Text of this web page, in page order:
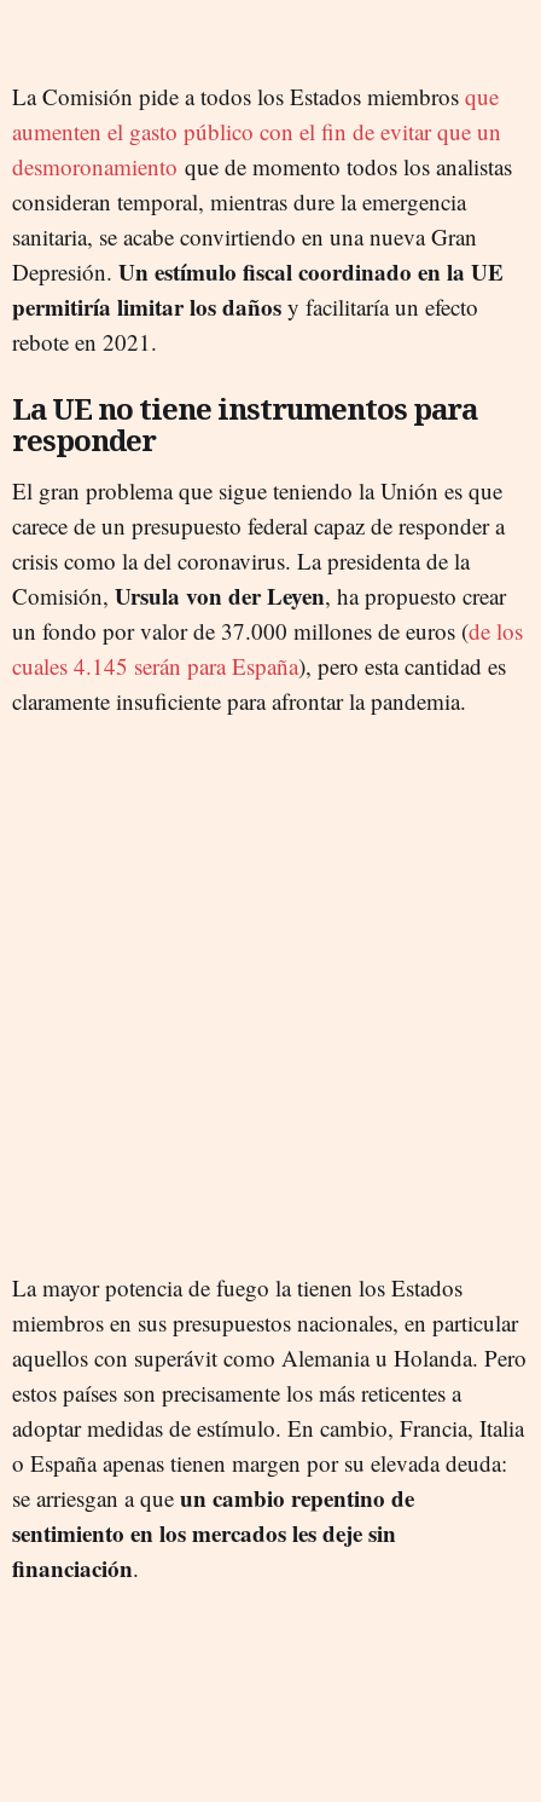
La Comisión pide a todos los Estados miembros que
aumenten el gasto público con el fin de evitar que un
desmoronamiento que de momento todos los analistas
consideran temporal, mientras dure la emergencia
sanitaria, se acabe convirtiendo en una nueva Gran
Depresión. Un estímulo fiscal coordinado en la UE
permitiría limitar los daños y facilitaría un efecto
rebote en 2021.
La UE no tiene instrumentos para
responder
El gran problema que sigue teniendo la Unión es que
carece de un presupuesto federal capaz de responder a
crisis como la del coronavirus. La presidenta de la
Comisión, Ursula von der Leyen, ha propuesto crear
un fondo por valor de 37.000 millones de euros (de los
cuales 4.145 serán para España), pero esta cantidad es
claramente insuficiente para afrontar la pandemia.
La mayor potencia de fuego la tienen los Estados
miembros en sus presupuestos nacionales, en particular
aquellos con superávit como Alemania u Holanda. Pero
estos países son precisamente los más reticentes a
adoptar medidas de estímulo. En cambio, Francia, Italia
o España apenas tienen margen por su elevada deuda:
se arriesgan a que un cambio repentino de
sentimiento en los mercados les deje sin
financiación.